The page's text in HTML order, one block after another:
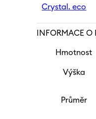
Crystal. eco
INFORMACE O
Hmotnost
Výška
Průměr